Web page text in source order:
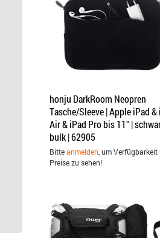
honju DarkRoom Neopren
Tasche/Sleeve | Apple iPad &
Air & iPad Pro bis 11" |
bulk | 62905
Bitteanmelden , um
Preise zu sehen!